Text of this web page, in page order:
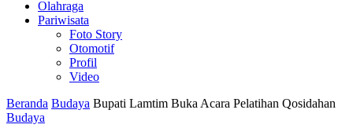
Olahraga
Pariwisata
Foto Story
Otomotif
Profil
Video
Beranda Budaya Bupati Lamtim Buka Acara Pelatihan Qosidahan
Budaya